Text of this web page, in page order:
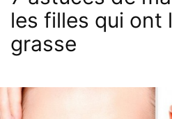
les filles qui ont
grasse